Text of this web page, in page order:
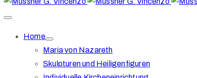
Home
Maria von Nazareth
Skulpturen und Heiligenfiguren